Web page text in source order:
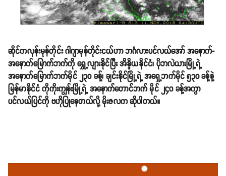
ဆိုင်ကလုန်းမုန်တိုင်း ဂါဂျာမုန်တိုင်းငယ်ဟာ ဘင်္ဂလားပင်လယ်အော် အနောက်-
အနောက်မြောက်ဘက်ကို ရွှေ့လျားနိုင်ပြီး အိန္ဒိယနိုင်ငံ၊ ပိုဘလဲယားမြို့ရဲ့
အနောက်မြောက်ဘက်မိုင် ၂၃၀ ခန့်၊ ချင်းနိုင်မြို့ရဲ့ အရှေ့ဘက်မိုင် ၅၃၀ ခန့်နဲ့
မြန်မာနိုင်ငံ ကိုကိုးကျွန်းမြို့ရဲ့ အနောက်တောင်ဘက် မိုင် ၂၄၀ ခန့်အကွာ
ပင်လယ်ပြင်ကို ဗဟိုပြုနေတယ်လို့ မိုးဇလက ဆိုပါတယ်။